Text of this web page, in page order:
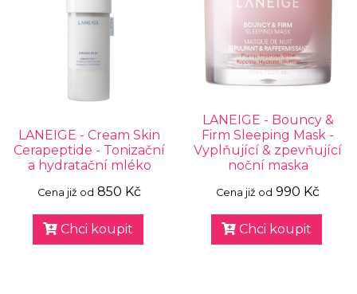
LANEIGE - Cream Skin
Cerapeptide - Tonizační
a hydratační mléko
Cena již od 850 Kč
Chci koupit
LANEIGE - Bouncy &
Firm Sleeping Mask -
Vyplňující & zpevňující
noční maska
Cena již od 990 Kč
Chci koupit